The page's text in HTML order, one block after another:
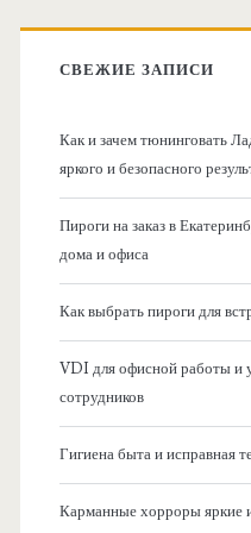
:
СВЕЖИЕ ЗАПИСИ
Как и зачем тюнинговать
яркого и безопасного
Пироги на заказ в
дома и офиса
Как выбрать пироги для
VDI для офисной работы и
сотрудников
Гигиена быта и исправная
Карманные хорроры яркие